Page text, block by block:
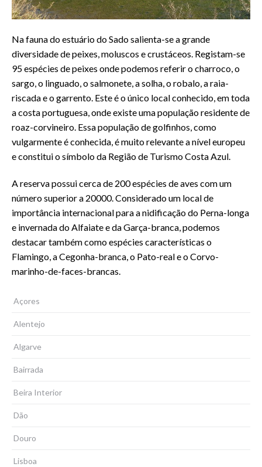
Na fauna do estuário do Sado salienta-se a grande
diversidade de peixes, moluscos e crustáceos. Registam-se
95 espécies de peixes onde podemos referir o charroco, o
sargo, o linguado, o salmonete, a solha, o robalo, a raia-
riscada e o garrento. Este é o único local conhecido, em toda
a costa portuguesa, onde existe uma população residente de
roaz-corvineiro. Essa população de golfinhos, como
vulgarmente é conhecida, é muito relevante a nível europeu
e constitui o símbolo da Região de Turismo Costa Azul.
A reserva possui cerca de 200 espécies de aves com um
número superior a 20000. Considerado um local de
importância internacional para a nidificação do Perna-longa
e invernada do Alfaiate e da Garça-branca, podemos
destacar também como espécies características o
Flamingo, a Cegonha-branca, o Pato-real e o Corvo-
marinho-de-faces-brancas.
Açores
Alentejo
Algarve
Bairrada
Beira Interior
Dão
Douro
Lisboa